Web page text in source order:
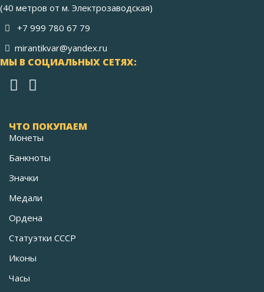
(40 метров от м. Электрозаводская)
+7 999 780 67 79
mirantikvar@yandex.ru
МЫ В СОЦИАЛЬНЫХ СЕТЯХ:
ЧТО ПОКУПАЕМ
Монеты
Банкноты
Значки
Медали
Ордена
Статуэтки СССР
Иконы
Часы